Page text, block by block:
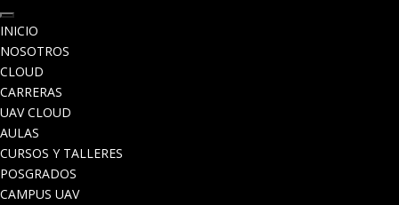
INICIO
NOSOTROS
CLOUD
CARRERAS
UAV CLOUD
AULAS
CURSOS Y TALLERES
POSGRADOS
CAMPUS UAV